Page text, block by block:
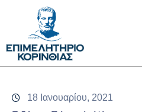
Επιμελητήριο
Υπηρεσίες
18 Ιανουαρίου, 2021